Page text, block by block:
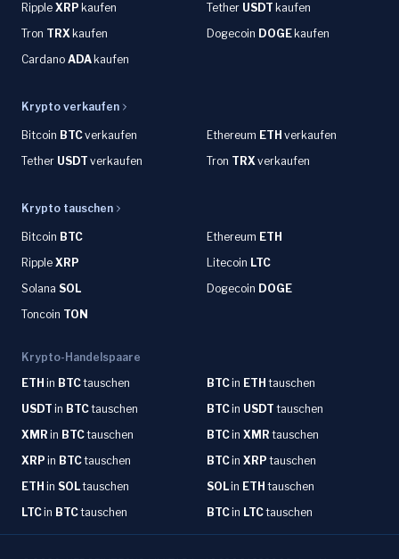
Ripple XRP kaufen Tether USDT kaufen
Tron TRX kaufen Dogecoin DOGE kaufen
Cardano ADA kaufen
Krypto verkaufen
Bitcoin BTCverkaufen Ethereum ETH verkaufen
Tether USDT verkaufen Tron TRXverkaufen
Krypto tauschen
Bitcoin BTC Ethereum ETH
Ripple XRP Litecoin LTC
Solana SOL Dogecoin DOGE
Toncoin TON
Krypto-Handelspaare
ETH in BTCtauschen BTCin ETH tauschen
USDT in BTCtauschen BTCin USDT tauschen
XMR in BTCtauschen BTCin XMR tauschen
XRP in BTCtauschen BTCin XRP tauschen
ETH in SOLtauschen SOLin ETH tauschen
LTCin BTCtauschen BTCin LTCtauschen